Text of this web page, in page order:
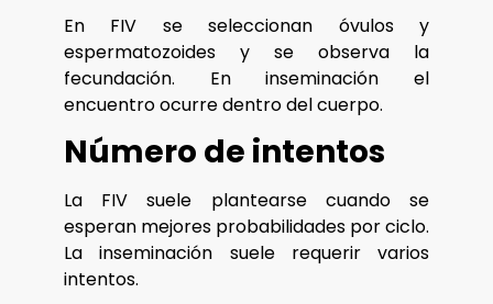
En FIV se seleccionan óvulos y
espermatozoides y se observa la
fecundación. En inseminación el
encuentro ocurre dentro del cuerpo.
Número de intentos
La FIV suele plantearse cuando se
esperan mejores probabilidades por ciclo.
La inseminación suele requerir varios
intentos.